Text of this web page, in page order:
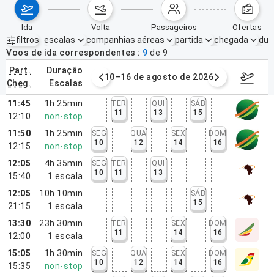
ida volta passageiros ofertas
filtros
Filtros ativos nenhum
escalas companhias aéreas partida chegada
Voos de ida correspondentes
9 de 9
part.
cheg.
duração
escalas
agosto de 2026 10–16 de agosto de 2026 17–23
11:45
12:10
1h 25min
non-stop
TER
11
QUI
13
SÁB
15
11:50
12:15
1h 25min
non-stop
SEG
10
QUA
12
SEX
14
DOM
16
12:05
15:40
4h 35min
1 escala
SEG
10
TER
11
QUI
13
12:05
21:15
10h 10min
1 escala
SÁB
15
13:30
12:00
23h 30min
1 escala
TER
11
SEX
14
DOM
16
15:05
15:35
1h 30min
non-stop
SEG
10
QUA
12
SEX
14
DOM
16